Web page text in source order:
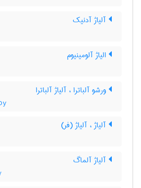
آلیاژ آدنیک
الیاژ آلومینیوم
ورشو آلباترا ، آلیاژ آلباترا
آلیاژ ، آلیاژ (فر)
آلیاژ آلماگ